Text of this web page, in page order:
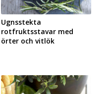
Ugnsstekta
rotfruktsstavar med
örter och vitlök